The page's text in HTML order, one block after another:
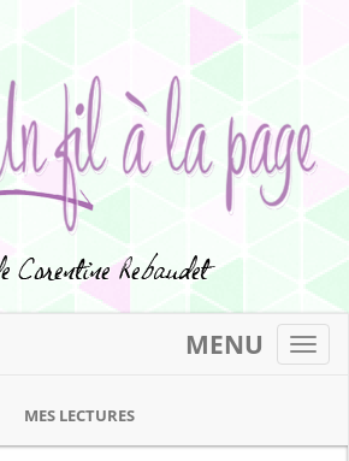
MENU
MES LECTURES